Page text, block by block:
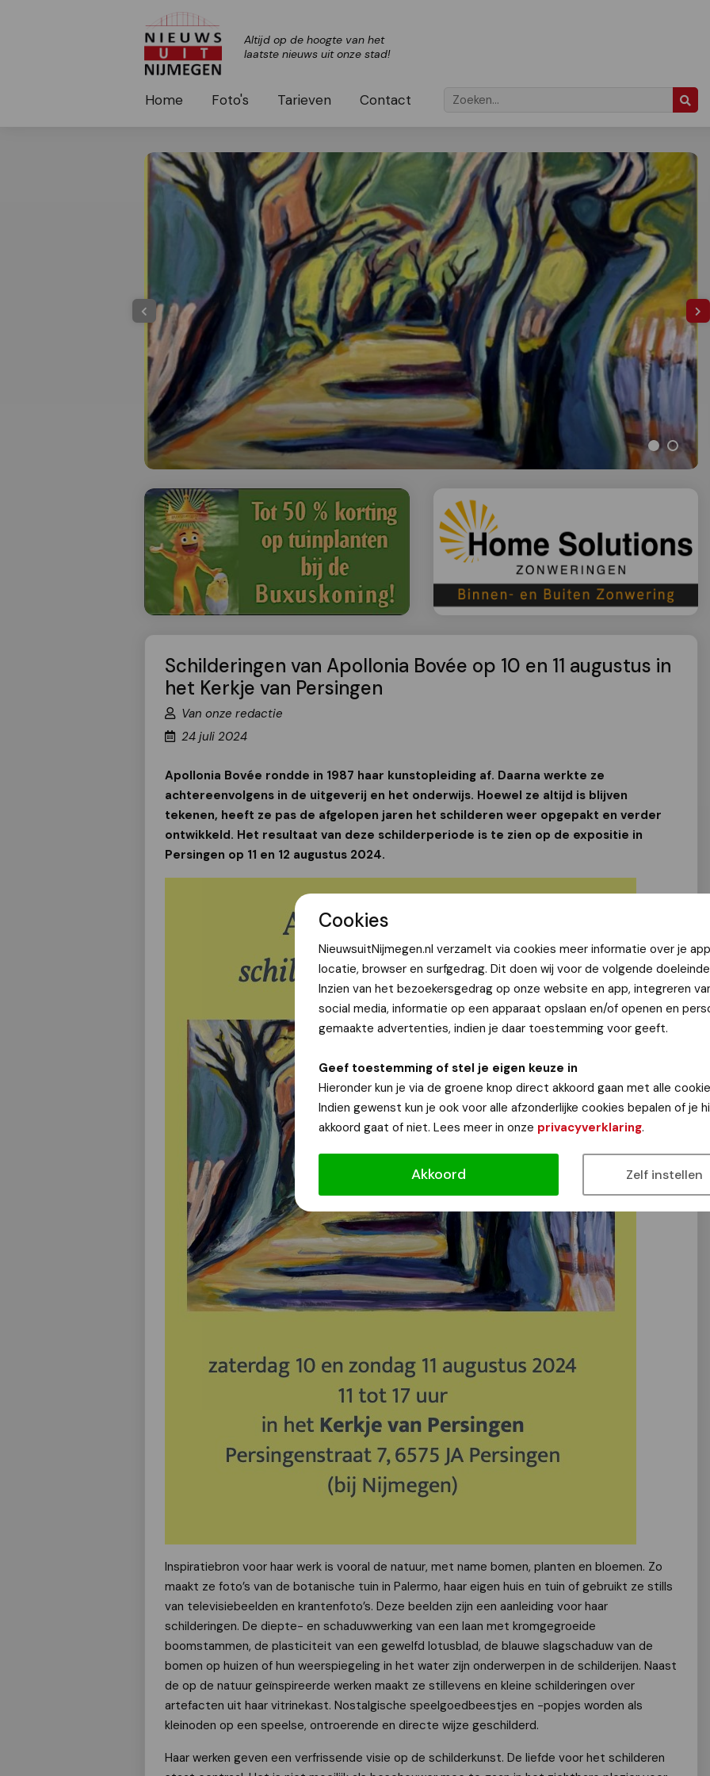
Cookies
NieuwsuitNijmegen.nl verzamelt via cookies meer informatie over je
locatie, browser en surfgedrag. Dit doen wij voor de volgende
Inzien van het bezoekersgedrag op onze website en app, integreren
social media, informatie op een apparaat opslaan en/of openen en
gemaakte advertenties, indien je daar toestemming voor geeft.
Geef toestemming of stel je eigen keuze in
Hieronder kun je via de groene knop direct akkoord gaan met alle
Indien gewenst kun je ook voor alle afzonderlijke cookies bepalen of je
akkoord gaat of niet. Lees meer in onze privacyverklaring.
Akkoord Zelf instellen
Altijd op de hoogte van het
laatste nieuws uit onze stad!
Home Foto's Tarieven Contact
Schilderingen van Apollonia Bovée op 10 en 11 augustus in
het Kerkje van Persingen
Van onze redactie
24 juli 2024
Apollonia Bovée rondde in 1987 haar kunstopleiding af. Daarna werkte ze
achtereenvolgens in de uitgeverij en het onderwijs. Hoewel ze altijd is blijven
tekenen, heeft ze pas de afgelopen jaren het schilderen weer opgepakt en verder
ontwikkeld. Het resultaat van deze schilderperiode is te zien op de expositie in
Persingen op 11 en 12 augustus 2024.
Inspiratiebron voor haar werk is vooral de natuur, met name bomen, planten en bloemen. Zo
maakt ze foto’s van de botanische tuin in Palermo, haar eigen huis en tuin of gebruikt ze stills
van televisiebeelden en krantenfoto’s. Deze beelden zijn een aanleiding voor haar
schilderingen. De diepte- en schaduwwerking van een laan met kromgegroeide
boomstammen, de plasticiteit van een gewelfd lotusblad, de blauwe slagschaduw van de
bomen op huizen of hun weerspiegeling in het water zijn onderwerpen in de schilderijen. Naast
de op de natuur geïnspireerde werken maakt ze stillevens en kleine schilderingen over
artefacten uit haar vitrinekast. Nostalgische speelgoedbeestjes en -popjes worden als
kleinoden op een speelse, ontroerende en directe wijze geschilderd.
Haar werken geven een verfrissende visie op de schilderkunst. De liefde voor het schilderen